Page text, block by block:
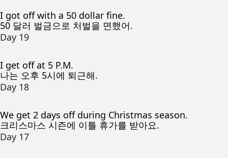
I got off with a 50 dollar fine.
50 달러 벌금으로 처벌을 면했어.
Day 19
I get off at 5 P.M.
나는 오후 5시에 퇴근해.
Day 18
We get 2 days off during Christmas season.
크리스마스 시즌에 이틀 휴가를 받아요.
Day 17